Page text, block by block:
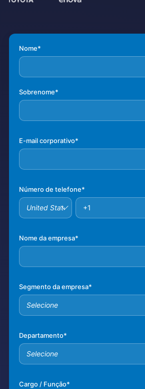
Nome*
Sobrenome*
E-mail corporativo*
Número de telefone*
Nome da empresa*
Segmento da empresa*
Departamento*
Cargo / Função*